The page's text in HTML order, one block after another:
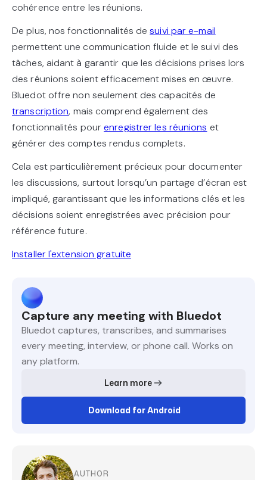
cohérence entre les réunions.
De plus, nos fonctionnalités desuivi par e-mail
permettent une communication fluide et le suivi des
tâches, aidant à garantir que les décisions prises lors
des réunions soient efficacement mises en œuvre.
Bluedot offre non seulement des capacités de
transcription, mais comprend également des
fonctionnalités pourenregistrer les réunions et
générer des comptes rendus complets.
Cela est particulièrement précieux pour documenter
les discussions, surtout lorsqu’un partage d’écran est
impliqué, garantissant que les informations clés et les
décisions soient enregistrées avec précision pour
référence future.
Installer l'extension gratuite
Capture any meeting with Bluedot
Bluedot captures, transcribes, and summarises
every meeting, interview, or phone call. Works on
any platform.
Learn more
Download for Android
AUTHOR